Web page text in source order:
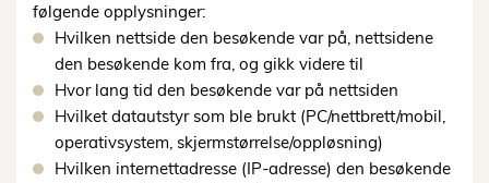
følgende opplysninger:
Hvilken nettside den besøkende var på, nettsidene
den besøkende kom fra, og gikk videre til
Hvor lang tid den besøkende var på nettsiden
Hvilket datautstyr som ble brukt (PC/nettbrett/mobil,
operativsystem, skjermstørrelse/oppløsning)
Hvilken internettadresse (IP-adresse) den besøkende